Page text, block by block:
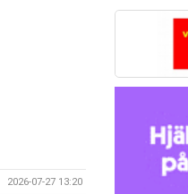
2026-07-27 13:20